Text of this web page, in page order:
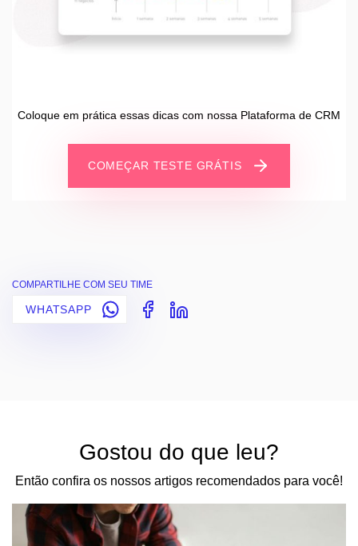
Coloque em prática essas dicas com nossa Plataforma de CRM
COMEÇAR TESTE GRÁTIS
COMPARTILHE COM SEU TIME
WHATSAPP
Gostou do que leu?
Então confira os nossos artigos recomendados para você!